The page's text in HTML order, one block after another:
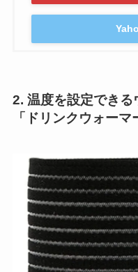
2. 温度を設定でき
「ドリンクウォー